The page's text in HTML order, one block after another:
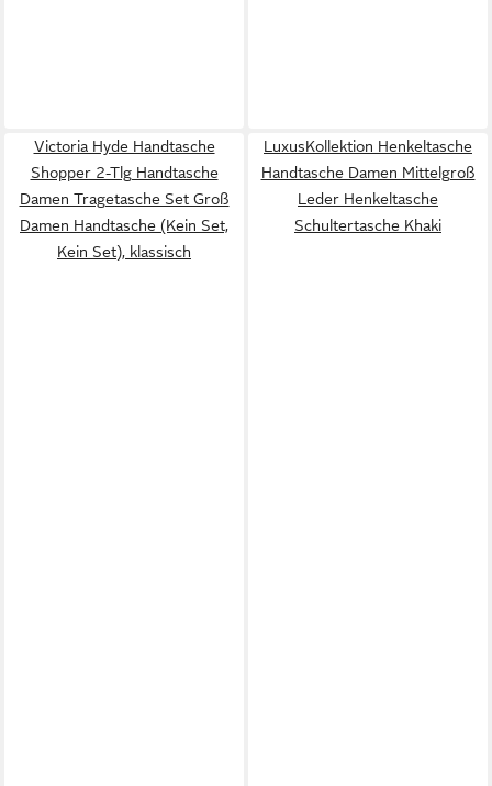
Victoria Hyde Handtasche
Shopper 2-Tlg Handtasche
Damen Tragetasche Set Groß
Damen Handtasche (Kein Set,
Kein Set), klassisch
LuxusKollektion Henkeltasche
Handtasche Damen Mittelgroß
Leder Henkeltasche
Schultertasche Khaki